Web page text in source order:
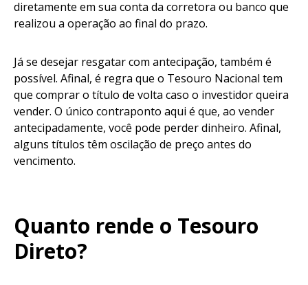
diretamente em sua conta da corretora ou banco que
realizou a operação ao final do prazo.
Já se desejar resgatar com antecipação, também é
possível. Afinal, é regra que o Tesouro Nacional tem
que comprar o título de volta caso o investidor queira
vender. O único contraponto aqui é que, ao vender
antecipadamente, você pode perder dinheiro. Afinal,
alguns títulos têm oscilação de preço antes do
vencimento.
Quanto rende o Tesouro
Direto?